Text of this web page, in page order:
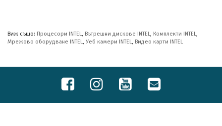
Виж също: Процесори INTEL, Вътрешни дискове INTEL, Комплекти INTEL,
Мрежово оборудване INTEL, Уеб камери INTEL, Видео карти INTEL